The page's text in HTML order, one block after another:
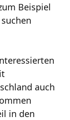
Beispiel
auch
in den